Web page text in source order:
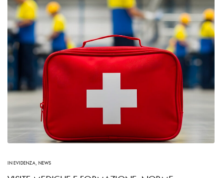
IN EVIDENZA, NEWS